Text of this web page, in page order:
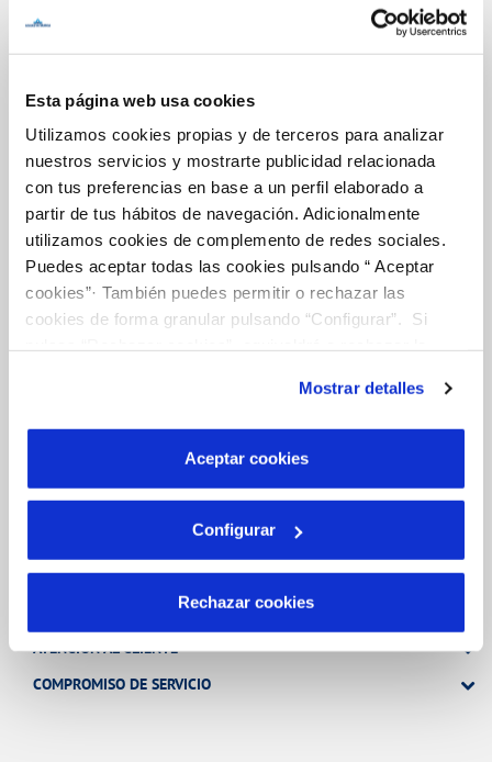
Esta página web usa cookies
Utilizamos cookies propias y de terceros para analizar
nuestros servicios y mostrarte publicidad relacionada
con tus preferencias en base a un perfil elaborado a
partir de tus hábitos de navegación. Adicionalmente
utilizamos cookies de complemento de redes sociales.
Puedes aceptar todas las cookies pulsando “ Aceptar
cookies”· También puedes permitir o rechazar las
cookies de forma granular pulsando “Configurar”. Si
son indispensables para que el sitio web funcione y que
por tanto no se pueden desactivar. Puedes consultar
más información en nuestraPolítica de Cookies
Mostrar detalles
Aceptar cookies
Configurar
Rechazar cookies
Inicio
Gestiones Online
FACTURAS, PAGOS Y CONSUMOS
CONTRATOS
MODIFICACIÓN DE DATOS
ATENCIÓN AL CLIENTE
COMPROMISO DE SERVICIO